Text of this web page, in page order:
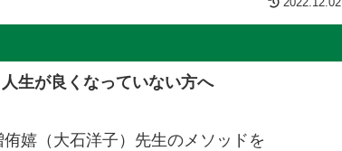
生が良くなっていない方へ
嬉（大石洋子）先生のメソッドを